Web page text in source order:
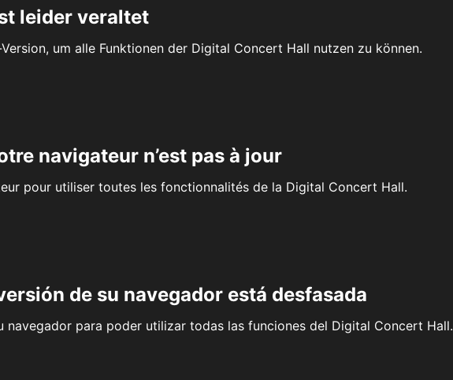
leider veraltet
um alle Funktionen der Digital Concert Hall nutzen zu können.
navigateur n’est pas à jour
pour utiliser toutes les fonctionnalités de la Digital Concert Hall.
de su navegador está desfasada
navegador para poder utilizar todas las funciones del Digital Concert Hall.